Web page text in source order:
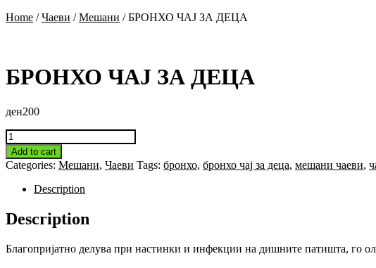
Close
Home /Чаеви /Мешани / БРОНХО ЧАЈ ЗА ДЕЦА
БРОНХО ЧАЈ ЗА ДЕЦА
ден200
БРОНХО
ЧАЈ
ЗА
ДЕЦА
quantity
Add to cart
Categories: Мешани, Чаеви Tags: бронхо, бронхо чај за деца, мешани чаеви,
Description
Description
Благопријатно делува при настинки и инфекции на дишните патишта, го